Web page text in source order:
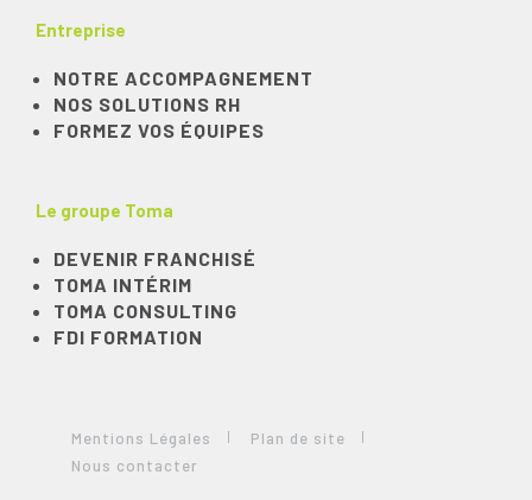
Entreprise
NOTRE ACCOMPAGNEMENT
NOS SOLUTIONS RH
FORMEZ VOS ÉQUIPES
Le groupe Toma
DEVENIR FRANCHISÉ
TOMA INTÉRIM
TOMA CONSULTING
FDI FORMATION
Mentions Légales
Plan de site
Nous contacter